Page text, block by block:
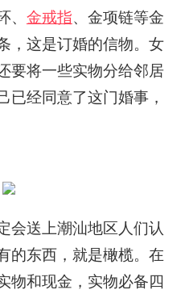
、 金戒指、金项链等金
，这是订婚的信物。女
要将一些实物分给邻居
已经同意了这门婚事，
会送上潮汕地区人们认
的东西，就是橄榄。在
物和现金，实物必备四